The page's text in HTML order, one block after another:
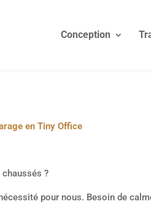
Conception
en Tiny Office
?
pour nous. Besoin de